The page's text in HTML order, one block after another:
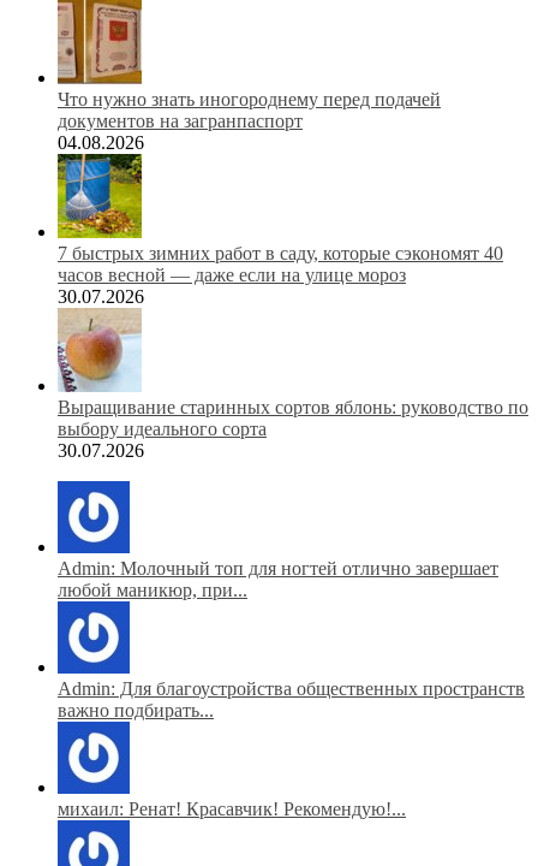
Что нужно знать иногороднему перед подачей
документов на загранпаспорт
04.08.2026
7 быстрых зимних работ в саду, которые сэкономят 40
часов весной — даже если на улице мороз
30.07.2026
Выращивание старинных сортов яблонь: руководство по
выбору идеального сорта
30.07.2026
Admin: Молочный топ для ногтей отлично завершает
любой маникюр, при...
Admin: Для благоустройства общественных пространств
важно подбирать...
михаил: Ренат! Красавчик! Рекомендую!...